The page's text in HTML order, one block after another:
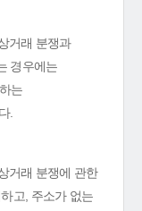
거래 분쟁과
경우에는
는
.
거래 분쟁에 관한
고, 주소가 없는